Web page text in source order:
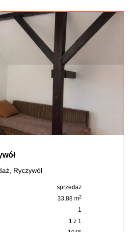
Ryczywół
sprzedaż
33,88 m2
1
1 z 1